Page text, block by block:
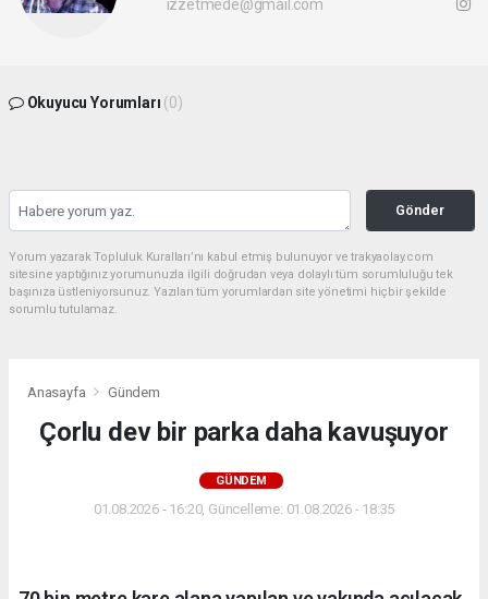
izzetmede@gmail.com
Okuyucu Yorumları (0)
Gönder
Yorum yazarak Topluluk Kuralları’nı kabul etmiş bulunuyor ve trakyaolay.com
sitesine yaptığınız yorumunuzla ilgili doğrudan veya dolaylı tüm sorumluluğu tek
başınıza üstleniyorsunuz. Yazılan tüm yorumlardan site yönetimi hiçbir şekilde
sorumlu tutulamaz.
Anasayfa Gündem
Çorlu dev bir parka daha kavuşuyor
GÜNDEM
01.08.2026 - 16:20, Güncelleme: 01.08.2026 - 18:35